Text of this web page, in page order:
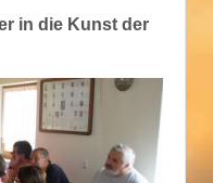
in die Kunst der